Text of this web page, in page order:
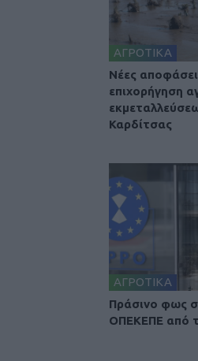
ΑΓΡΟΤΙΚΑ
Nέες
επιχορήγηση
Καρδίτσας
ΑΓΡΟΤΙΚΑ
Πράσινο φως
ΟΠΕΚΕΠΕ από